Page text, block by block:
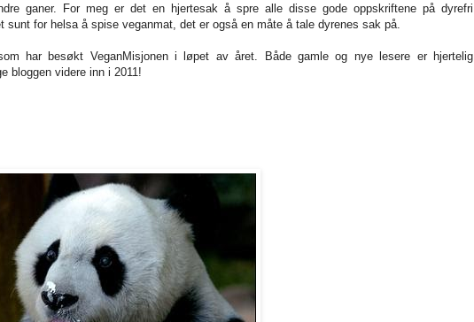
ganer. For meg er det en hjertesak å spre alle disse gode oppskriftene på dyrefri
sunt for helsa å spise veganmat, det er også en måte å tale dyrenes sak på.
har besøkt VeganMisjonen i løpet av året. Både gamle og nye lesere er hjertelig
bloggen videre inn i 2011!